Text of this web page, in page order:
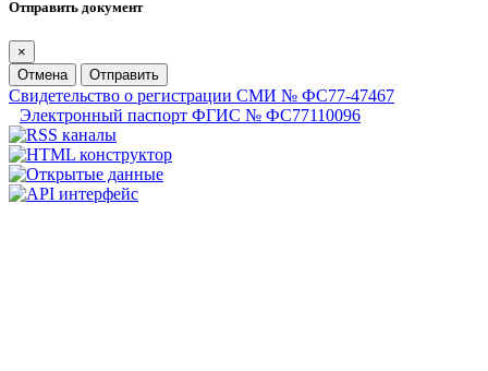
Отправить документ
×
Отмена
Отправить
Свидетельство о регистрации СМИ № ФС77-47467
Электронный паспорт ФГИС № ФС77110096